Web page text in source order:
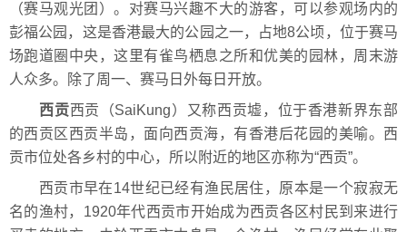
（赛马观光团）。对赛马兴趣不大的游客，可以参观场内的
彭福公园，这是香港最大的公园之一，占地8公顷，位于赛马
场跑道圈中央，这里有雀鸟栖息之所和优美的园林，周末游
人众多。除了周一、赛马日外每日开放。
西贡西贡（SaiKung）又称西贡墟，位于香港新界东部
的西贡区西贡半岛，面向西贡海，有香港后花园的美喻。西
贡市位处各乡村的中心，所以附近的地区亦称为“西贡”。
西贡市早在14世纪已经有渔民居住，原本是一个寂寂无
名的渔村，1920年代西贡市开始成为西贡各区村民到来进行